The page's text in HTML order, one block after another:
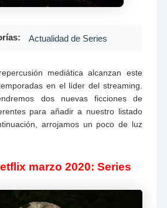
Actualidad de Series
mediática alcanzan este
en el líder del streaming.
dos nuevas ficciones de
para añadir a nuestro listado
arrojamos un poco de luz
marzo 2020: Series